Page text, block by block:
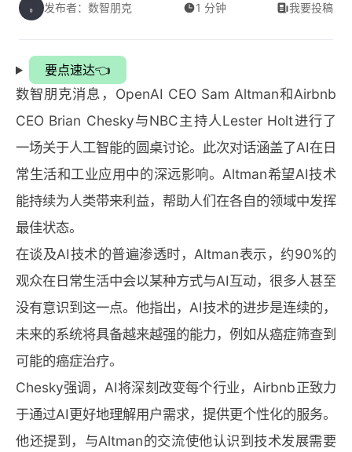
发布者：数智朋克 1 分钟 我要投稿
要点速达👈
数智朋克消息，OpenAI CEO Sam Altman和Airbnb
CEO Brian Chesky与NBC主持人Lester Holt进行了
一场关于人工智能的圆桌讨论。此次对话涵盖了AI在日
常生活和工业应用中的深远影响。Altman希望AI技术
能持续为人类带来利益，帮助人们在各自的领域中发挥
最佳状态。
在谈及AI技术的普遍渗透时，Altman表示，约90%的
观众在日常生活中会以某种方式与AI互动，很多人甚至
没有意识到这一点。他指出，AI技术的进步是连续的，
未来的系统将具备越来越强的能力，例如从癌症筛查到
可能的癌症治疗。
Chesky强调，AI将深刻改变每个行业，Airbnb正致力
于通过AI更好地理解用户需求，提供更个性化的服务。
他还提到，与Altman的交流使他认识到技术发展需要